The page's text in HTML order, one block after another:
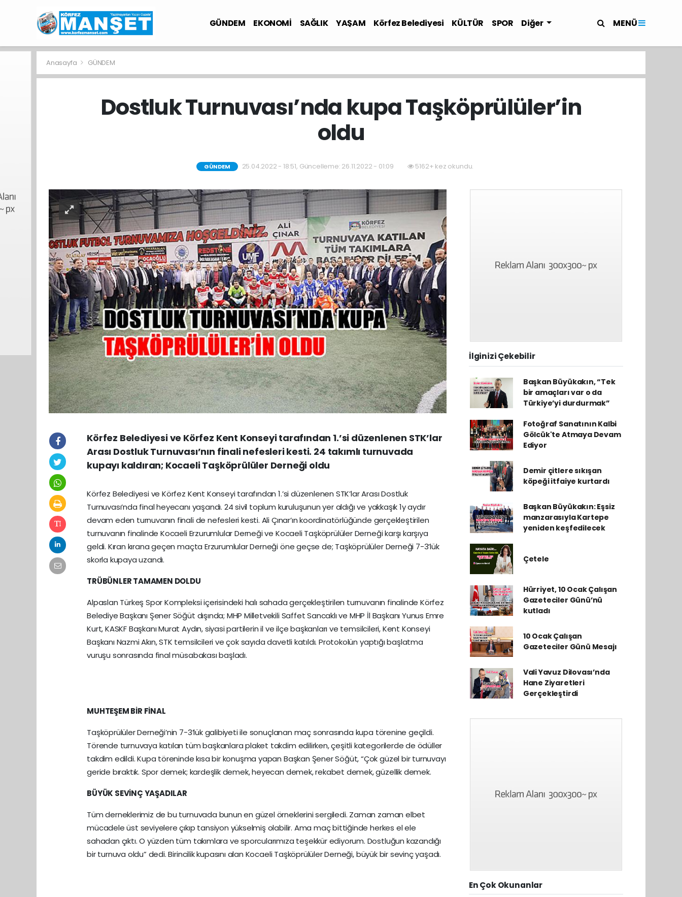
GÜNDEM EKONOMİ SAĞLIK YAŞAM Körfez Belediyesi KÜLTÜR SPOR Diğer MENÜ
Anasayfa GÜNDEM
Dostluk Turnuvası’nda kupa Taşköprülüler’in
oldu
GÜNDEM 25.04.2022 - 18:51, Güncelleme: 26.11.2022 - 01:09 5162+ kez okundu.
Körfez Belediyesi ve Körfez Kent Konseyi tarafından 1.’si düzenlenen STK’lar
Arası Dostluk Turnuvası’nın finali nefesleri kesti. 24 takımlı turnuvada
kupayı kaldıran; Kocaeli Taşköprülüler Derneği oldu
Körfez Belediyesi ve Körfez Kent Konseyi tarafından 1.’si düzenlenen STK’lar Arası Dostluk
Turnuvası’nda final heyecanı yaşandı. 24 sivil toplum kuruluşunun yer aldığı ve yakkaşık 1y aydır
devam eden turnuvanın finali de nefesleri kesti. Ali Çınar’ın koordinatörlüğünde gerçekleştirilen
turnuvanın finalinde Kocaeli Erzurumlular Derneği ve Kocaeli Taşköprülüler Derneği karşı karşıya
geldi. Kıran kırana geçen maçta Erzurumlular Derneği öne geçse de; Taşköprülüler Derneği 7-3’lük
skorla kupaya uzandı.
TRÜBÜNLER TAMAMEN DOLDU
Alpaslan Türkeş Spor Kompleksi içerisindeki halı sahada gerçekleştirilen turnuvanın finalinde Körfez
Belediye Başkanı Şener Söğüt dışında; MHP Milletvekili Saffet Sancaklı ve MHP İl Başkanı Yunus Emre
Kurt, KASKF Başkanı Murat Aydın, siyasi partilerin il ve ilçe başkanları ve temsilcileri, Kent Konseyi
Başkanı Nazmi Akın, STK temsilcileri ve çok sayıda davetli katıldı. Protokolün yaptığı başlatma
vuruşu sonrasında final müsabakası başladı.
MUHTEŞEM BİR FİNAL
Taşköprülüler Derneği’nin 7-3’lük galibiyeti ile sonuçlanan maç sonrasında kupa törenine geçildi.
Törende turnuvaya katılan tüm başkanlara plaket takdim edilirken, çeşitli kategorilerde de ödüller
takdim edildi. Kupa töreninde kısa bir konuşma yapan Başkan Şener Söğüt, “Çok güzel bir turnuvayı
geride bıraktık. Spor demek; kardeşlik demek, heyecan demek, rekabet demek, güzellik demek.
BÜYÜK SEVİNÇ YAŞADILAR
Tüm derneklerimiz de bu turnuvada bunun en güzel örneklerini sergiledi. Zaman zaman elbet
mücadele üst seviyelere çıkıp tansiyon yükselmiş olabilir. Ama maç bittiğinde herkes el ele
sahadan çıktı. O yüzden tüm takımlara ve sporcularımıza teşekkür ediyorum. Dostluğun kazandığı
bir turnuva oldu” dedi. Birincilik kupasını alan Kocaeli Taşköprülüler Derneği, büyük bir sevinç yaşadı.
İlginizi Çekebilir
Başkan Büyükakın, “Tek
bir amaçları var o da
Türkiye’yi durdurmak”
Fotoğraf Sanatının Kalbi
Gölcük'te Atmaya Devam
Ediyor
Demir çitlere sıkışan
köpeği itfaiye kurtardı
Başkan Büyükakın: Eşsiz
manzarasıyla Kartepe
yeniden keşfedilecek
Çetele
Hürriyet, 10 Ocak Çalışan
Gazeteciler Günü’nü
kutladı
10 Ocak Çalışan
Gazeteciler Günü Mesajı
Vali Yavuz Dilovası’nda
Hane Ziyaretleri
Gerçekleştirdi
En Çok Okunanlar